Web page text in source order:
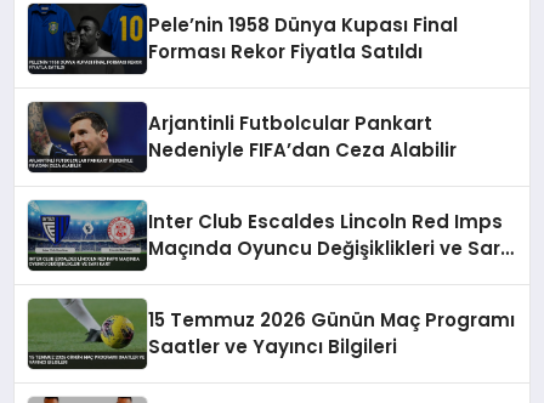
Pele’nin 1958 Dünya Kupası Final
Forması Rekor Fiyatla Satıldı
Arjantinli Futbolcular Pankart
Nedeniyle FIFA’dan Ceza Alabilir
Inter Club Escaldes Lincoln Red Imps
Maçında Oyuncu Değişiklikleri ve Sarı
15 Temmuz 2026 Günün Maç Programı
Saatler ve Yayıncı Bilgileri